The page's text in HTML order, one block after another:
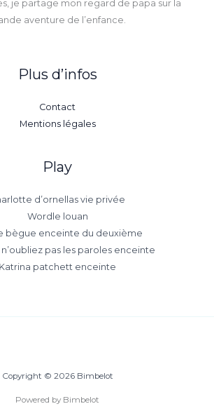
je partage mon regard de papa sur la
aventure de l’enfance.
Plus d’infos
Contact
Mentions légales
Play
d’ornellas vie privée
Wordle louan
bègue enceinte du deuxième
pas les paroles enceinte
Katrina patchett enceinte
Copyright © 2026 Bimbelot
Powered by Bimbelot